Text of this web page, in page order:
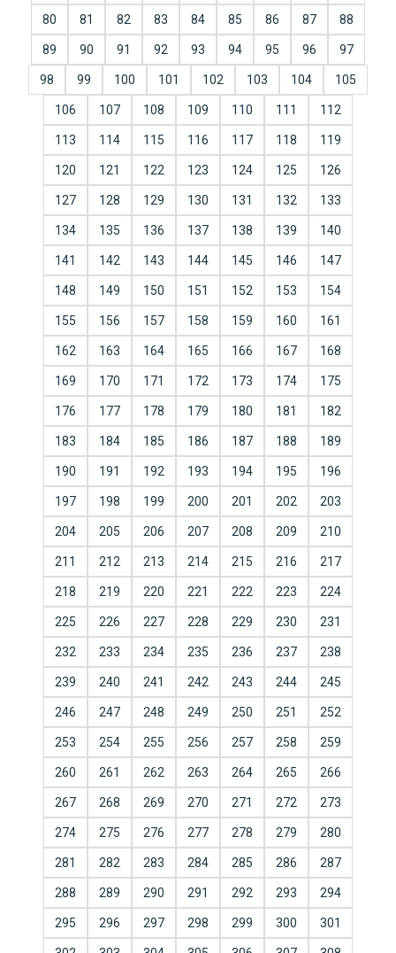
80 81 82 83 84 85 86 87 88
89 90 91 92 93 94 95 96 97
98 99 100 101 102 103 104 105
106 107 108 109 110 111 112
113 114 115 116 117 118 119
120 121 122 123 124 125 126
127 128 129 130 131 132 133
134 135 136 137 138 139 140
141 142 143 144 145 146 147
148 149 150 151 152 153 154
155 156 157 158 159 160 161
162 163 164 165 166 167 168
169 170 171 172 173 174 175
176 177 178 179 180 181 182
183 184 185 186 187 188 189
190 191 192 193 194 195 196
197 198 199 200 201 202 203
204 205 206 207 208 209 210
211 212 213 214 215 216 217
218 219 220 221 222 223 224
225 226 227 228 229 230 231
232 233 234 235 236 237 238
239 240 241 242 243 244 245
246 247 248 249 250 251 252
253 254 255 256 257 258 259
260 261 262 263 264 265 266
267 268 269 270 271 272 273
274 275 276 277 278 279 280
281 282 283 284 285 286 287
288 289 290 291 292 293 294
295 296 297 298 299 300 301